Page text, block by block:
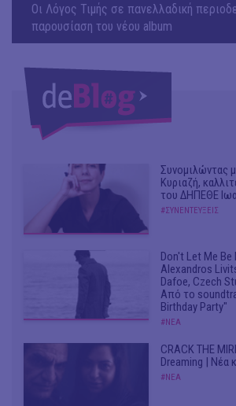
Οι Λόγος Τιμής σε πανελλαδική
παρουσίαση του νέου album
Συνομιλώντας
Κυριαζή,
του ΔΗΠΕΘΕ
#ΣΥΝΕΝΤΕΥΞΕΙΣ
Don't Let Me
Alexandros
Dafoe, Czech
Από το
Birthday Party"
#ΝΕΑ
CRACK THE
Dreaming | Νέα
#ΝΕΑ